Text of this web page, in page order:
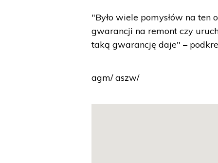
"Było wiele pomysłów na ten
gwarancji na remont czy
taką gwarancję daje" –
agm/ aszw/